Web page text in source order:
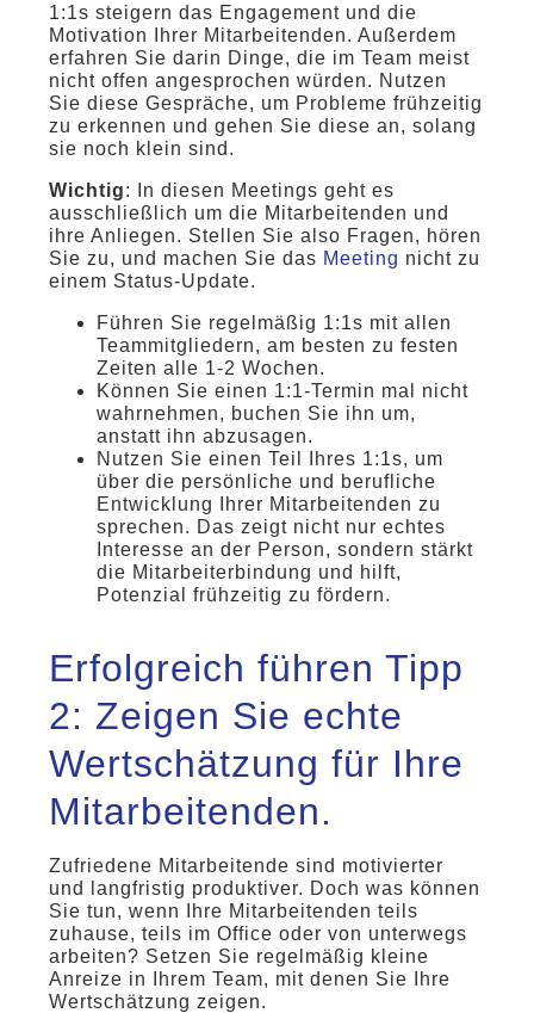
1:1s steigern das Engagement und die
Motivation Ihrer Mitarbeitenden. Außerdem
erfahren Sie darin Dinge, die im Team meist
nicht offen angesprochen würden. Nutzen
Sie diese Gespräche, um Probleme frühzeitig
zu erkennen und gehen Sie diese an, solang
sie noch klein sind.
Wichtig: In diesen Meetings geht es
ausschließlich um die Mitarbeitenden und
ihre Anliegen. Stellen Sie also Fragen, hören
Sie zu, und machen Sie das Meeting nicht zu
einem Status-Update.
Führen Sie regelmäßig 1:1s mit allen
Teammitgliedern, am besten zu festen
Zeiten alle 1-2 Wochen.
Können Sie einen 1:1-Termin mal nicht
wahrnehmen, buchen Sie ihn um,
anstatt ihn abzusagen.
Nutzen Sie einen Teil Ihres 1:1s, um
über die persönliche und berufliche
Entwicklung Ihrer Mitarbeitenden zu
sprechen. Das zeigt nicht nur echtes
Interesse an der Person, sondern stärkt
die Mitarbeiterbindung und hilft,
Potenzial frühzeitig zu fördern.
Erfolgreich führen Tipp
2: Zeigen Sie echte
Wertschätzung für Ihre
Mitarbeitenden.
Zufriedene Mitarbeitende sind motivierter
und langfristig produktiver. Doch was können
Sie tun, wenn Ihre Mitarbeitenden teils
zuhause, teils im Office oder von unterwegs
arbeiten? Setzen Sie regelmäßig kleine
Anreize in Ihrem Team, mit denen Sie Ihre
Wertschätzung zeigen.